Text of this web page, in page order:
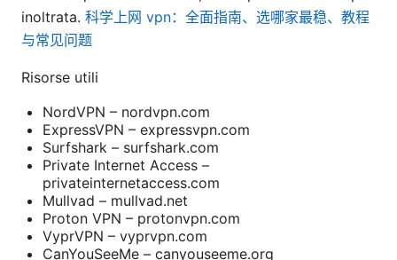
inoltrata. 科学上网 vpn：全面指南、选哪家最稳、教程
与常见问题
Risorse utili
NordVPN – nordvpn.com
ExpressVPN – expressvpn.com
Surfshark – surfshark.com
Private Internet Access –
privateinternetaccess.com
Mullvad – mullvad.net
Proton VPN – protonvpn.com
VyprVPN – vyprvpn.com
CanYouSeeMe – canyouseeme.org